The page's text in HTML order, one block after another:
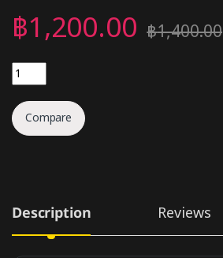
฿1,200.00 ฿1,400.00
ตะขอแขวนกางเกงยีนส์ แขวนหมวก quantity
Compare
Description Reviews